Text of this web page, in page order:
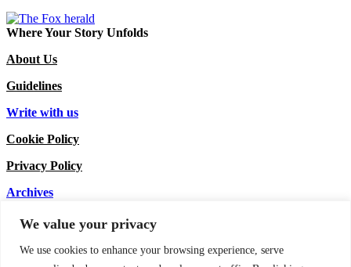
We value your privacy
We use cookies to enhance your browsing experience, serve
Where Your Story Unfolds
About Us
Guidelines
Write with us
Cookie Policy
Privacy Policy
Archives
Sign up for the Newsletter
Email